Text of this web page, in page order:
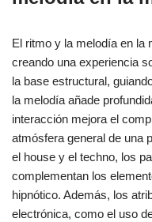
El ritmo y la melodía en la
creando una experiencia
la base estructural,
la melodía añade
interacción mejora el
atmósfera general de una
el house y el techno, los
complementan los
hipnótico. Además, los
electrónica, como el uso